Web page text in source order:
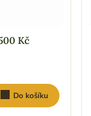
Kč
Do košíku